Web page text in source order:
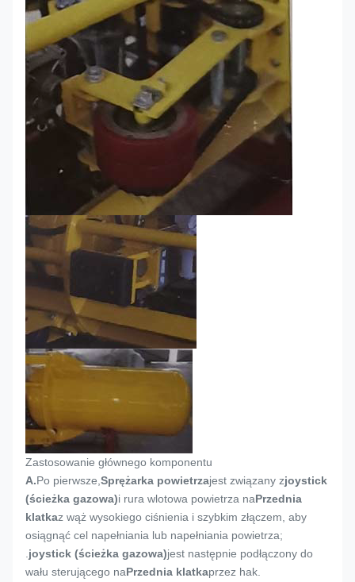
Zastosowanie głównego komponentu
A.Po pierwsze, Sprężarka powietrzajest związany zjoystick
(ścieżka gazowa)i rura wlotowa powietrza naPrzednia
klatkaz wąż wysokiego ciśnienia i szybkim złączem, aby
osiągnąć cel napełniania lub napełniania powietrza;
joystick (ścieżka gazowa)jest następnie podłączony do
wału sterującego naPrzednia klatkaprzez hak.